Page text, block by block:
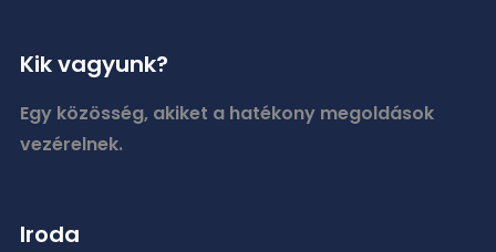
Kik vagyunk?
Egy közösség, akiket a hatékony megoldások
vezérelnek.
Iroda